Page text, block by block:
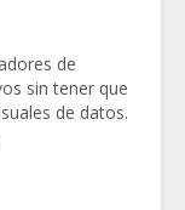
de
sin tener que
de datos.